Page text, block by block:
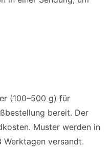
(100–500 g) für
bereit. Der
Muster werden in
Werktagen versandt.